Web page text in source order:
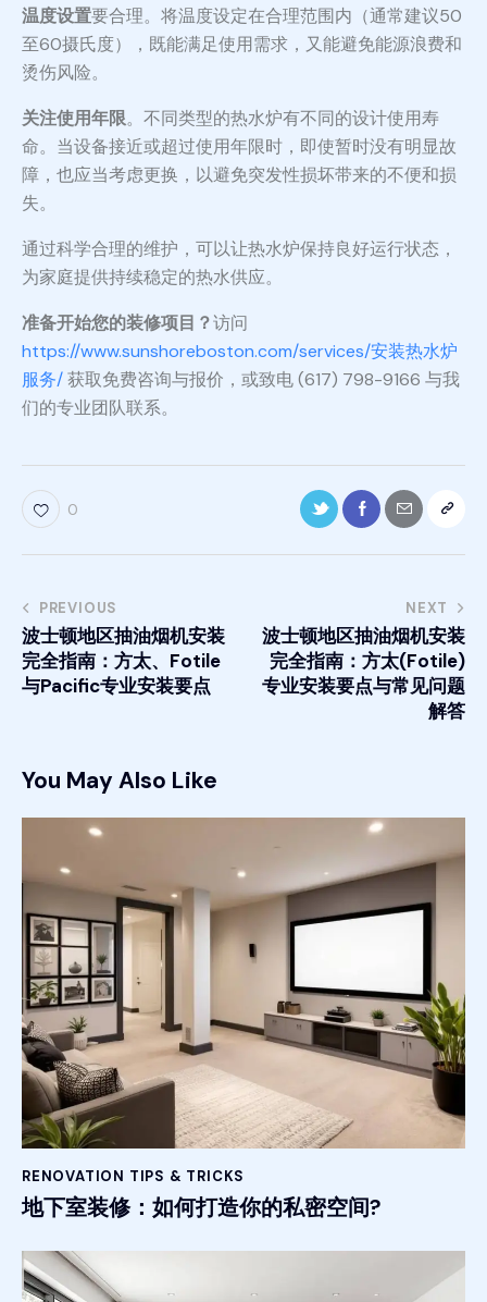
温度设置要合理。将温度设定在合理范围内（通常建议50
至60摄氏度），既能满足使用需求，又能避免能源浪费和
烫伤风险。
关注使用年限。不同类型的热水炉有不同的设计使用寿
命。当设备接近或超过使用年限时，即使暂时没有明显故
障，也应当考虑更换，以避免突发性损坏带来的不便和损
失。
通过科学合理的维护，可以让热水炉保持良好运行状态，
为家庭提供持续稳定的热水供应。
准备开始您的装修项目？访问
https://www.sunshoreboston.com/services/安装热水炉
服务/获取免费咨询与报价，或致电 (617) 798-9166 与我
们的专业团队联系。
0
PREVIOUS
波士顿地区抽油烟机安装
完全指南：方太、Fotile
与Pacific专业安装要点
NEXT
波士顿地区抽油烟机安装
完全指南：方太(Fotile)
专业安装要点与常见问题
解答
You May Also Like
RENOVATION TIPS & TRICKS
地下室装修：如何打造你的私密空间?